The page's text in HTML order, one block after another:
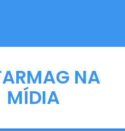
NA
MÍDIA